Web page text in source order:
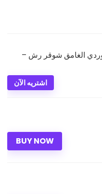
اشتريه الآن
BUY NOW